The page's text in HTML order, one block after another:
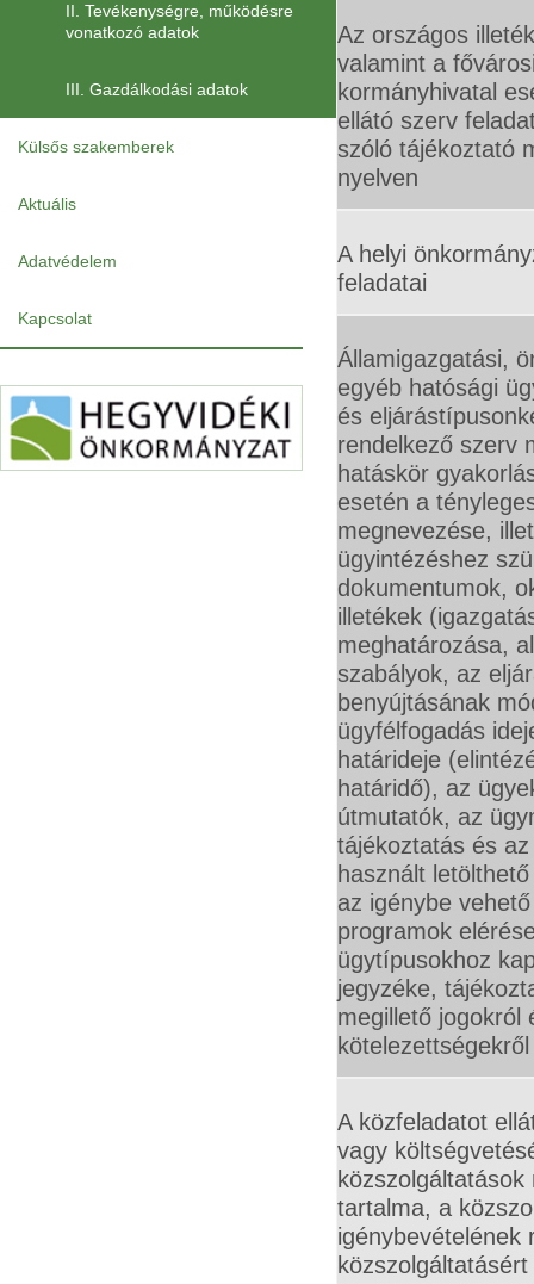
II. Tevékenységre, működésre
vonatkozó adatok
III. Gazdálkodási adatok
Külsős szakemberek
Aktuális
Adatvédelem
Kapcsolat
Az országos
valamint a
kormányhivatal
ellátó szerv
szóló tájékoztató
nyelven
A helyi
feladatai
Államigazgatási,
egyéb hatósági
és
rendelkező szerv
hatáskör
esetén a
megnevezése,
ügyintézéshez
dokumentumok,
illetékek
meghatározása,
szabályok, az
benyújtásának
ügyfélfogadás
határideje
határidő), az
útmutatók, az
tájékoztatás és
használt
az igénybe
programok
ügytípusokhoz
jegyzéke,
megillető jogokról
kötelezettségekről
A közfeladatot
vagy
tartalma, a
igénybevételének